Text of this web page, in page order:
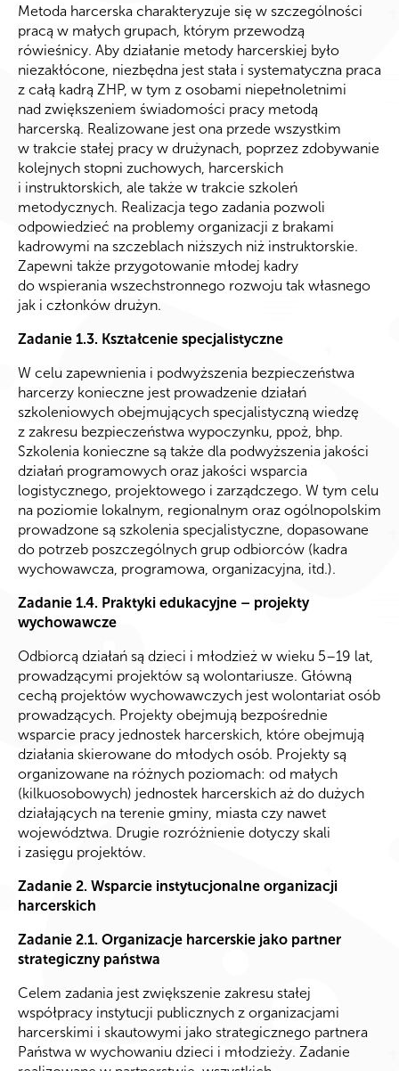
Metoda harcerska charakteryzuje się w szczególności
pracą w małych grupach, którym przewodzą
rówieśnicy. Aby działanie metody harcerskiej było
niezakłócone, niezbędna jest stała i systematyczna praca
z całą kadrą ZHP, w tym z osobami niepełnoletnimi
nad zwiększeniem świadomości pracy metodą
harcerską. Realizowane jest ona przede wszystkim
w trakcie stałej pracy w drużynach, poprzez zdobywanie
kolejnych stopni zuchowych, harcerskich
i instruktorskich, ale także w trakcie szkoleń
metodycznych. Realizacja tego zadania pozwoli
odpowiedzieć na problemy organizacji z brakami
kadrowymi na szczeblach niższych niż instruktorskie.
Zapewni także przygotowanie młodej kadry
do wspierania wszechstronnego rozwoju tak własnego
jak i członków drużyn.
Zadanie 1.3. Kształcenie specjalistyczne
W celu zapewnienia i podwyższenia bezpieczeństwa
harcerzy konieczne jest prowadzenie działań
szkoleniowych obejmujących specjalistyczną wiedzę
z zakresu bezpieczeństwa wypoczynku, ppoż, bhp.
Szkolenia konieczne są także dla podwyższenia jakości
działań programowych oraz jakości wsparcia
logistycznego, projektowego i zarządczego. W tym celu
na poziomie lokalnym, regionalnym oraz ogólnopolskim
prowadzone są szkolenia specjalistyczne, dopasowane
do potrzeb poszczególnych grup odbiorców (kadra
wychowawcza, programowa, organizacyjna, itd.).
Zadanie 1.4. Praktyki edukacyjne – projekty
wychowawcze
Odbiorcą działań są dzieci i młodzież w wieku 5–19 lat,
prowadzącymi projektów są wolontariusze. Główną
cechą projektów wychowawczych jest wolontariat osób
prowadzących. Projekty obejmują bezpośrednie
wsparcie pracy jednostek harcerskich, które obejmują
działania skierowane do młodych osób. Projekty są
organizowane na różnych poziomach: od małych
(kilkuosobowych) jednostek harcerskich aż do dużych
działających na terenie gminy, miasta czy nawet
województwa. Drugie rozróżnienie dotyczy skali
i zasięgu projektów.
Zadanie 2. Wsparcie instytucjonalne organizacji
harcerskich
Zadanie 2.1. Organizacje harcerskie jako partner
strategiczny państwa
Celem zadania jest zwiększenie zakresu stałej
współpracy instytucji publicznych z organizacjami
harcerskimi i skautowymi jako strategicznego partnera
Państwa w wychowaniu dzieci i młodzieży. Zadanie